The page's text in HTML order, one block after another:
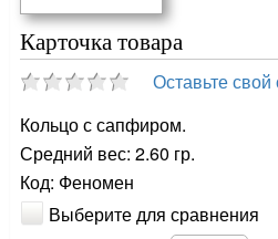
Карточка товара
Оставьте свой
Кольцо с сапфиром.
Средний вес: 2.60 гр.
Код: Феномен
Выберите для сравнения